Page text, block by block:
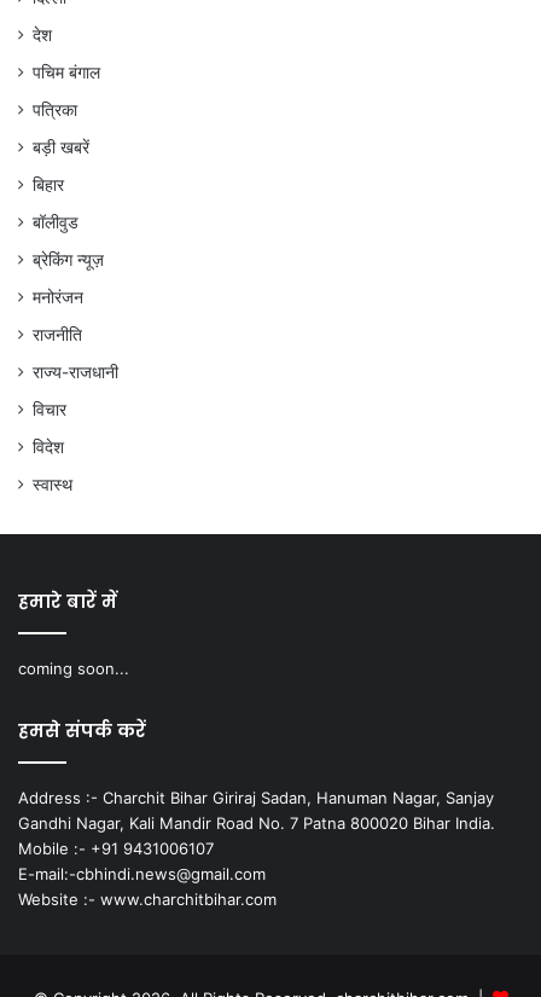
देश
पचिम बंगाल
पत्रिका
बड़ी खबरें
बिहार
बॉलीवुड
ब्रेकिंग न्यूज़
मनोरंजन
राजनीति
राज्य-राजधानी
विचार
विदेश
स्वास्थ
हमारे बारें में
coming soon...
हमसे संपर्क करें
Address :- Charchit Bihar Giriraj Sadan, Hanuman Nagar, Sanjay
Gandhi Nagar, Kali Mandir Road No. 7 Patna 800020 Bihar India.
Mobile :- +91 9431006107
E-mail:-cbhindi.news@gmail.com
Website :- www.charchitbihar.com